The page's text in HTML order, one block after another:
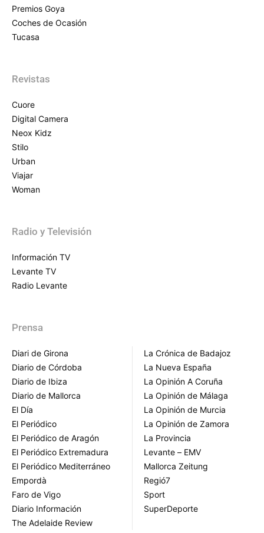
Premios Goya
Coches de Ocasión
Tucasa
Revistas
Cuore
Digital Camera
Neox Kidz
Stilo
Urban
Viajar
Woman
Radio y Televisión
Información TV
Levante TV
Radio Levante
Prensa
Diari de Girona
Diario de Córdoba
Diario de Ibiza
Diario de Mallorca
El Día
El Periódico
El Periódico de Aragón
El Periódico Extremadura
El Periódico Mediterráneo
Empordà
Faro de Vigo
Diario Información
The Adelaide Review
La Crónica de Badajoz
La Nueva España
La Opinión A Coruña
La Opinión de Málaga
La Opinión de Murcia
La Opinión de Zamora
La Provincia
Levante – EMV
Mallorca Zeitung
Regió7
Sport
SuperDeporte